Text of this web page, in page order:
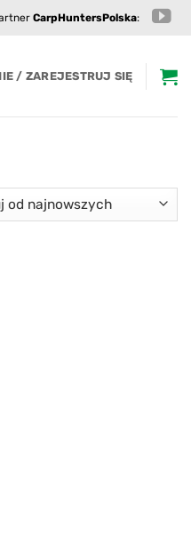
CarpHuntersPolska:
/ ZAREJESTRUJ SIĘ